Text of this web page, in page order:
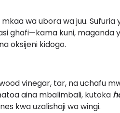
wa ubora wa juu.
ghafi—kama kuni, maganda
oksijeni kidogo.
vinegar, tar, na uchafu
aina mbalimbali, kutoka
kwa uzalishaji wa wingi.